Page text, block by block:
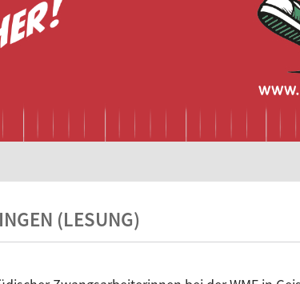
(LESUNG)